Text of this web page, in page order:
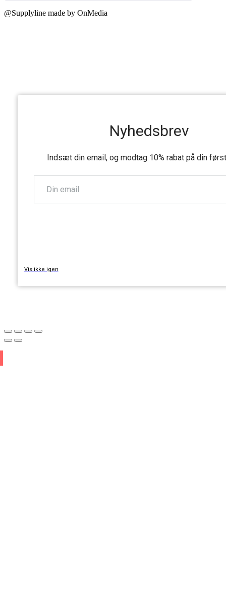
@Supplyline made by OnMedia
Nyhedsbrev
Indsæt din email, og modtag 10% rabat på din
Vis ikke igen